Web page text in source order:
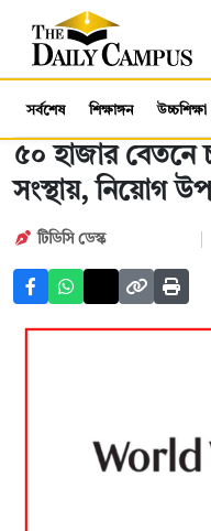
সর্বশেষ শিক্ষাঙ্গন উচ্চশিক্ষা
৫০ হাজার বেতনে
সংস্থায়, নিয়োগ
টিডিসি ডেস্ক